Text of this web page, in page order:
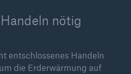
nötig
entschlossenes Handeln
die Erderwärmung auf